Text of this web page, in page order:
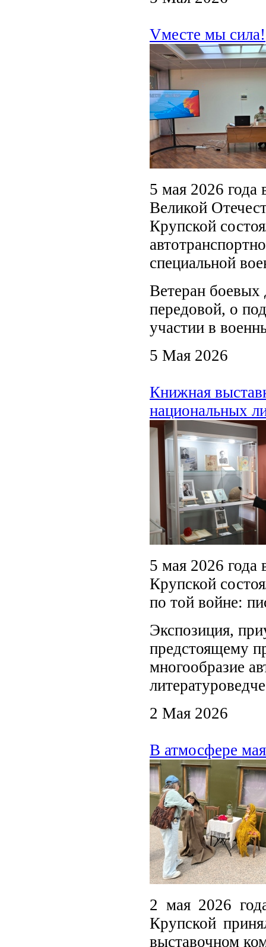
Vместе мы сила!
5 мая 2026
Великой
Крупской
специальной
Ветеран боевых
передовой, о
участии в
5 Мая 2026
Книжная
национальных
5 мая 2026 года
Крупской
по той войне:
Экспозиция,
предстоящему
многообразие
2 Мая 2026
В атмосфере
2 мая 2026
Крупской
выставочном